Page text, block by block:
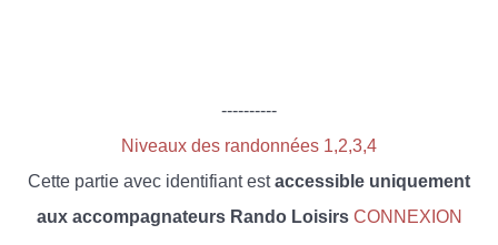
----------
Niveaux des randonnées 1,2,3,4
Cette partie avec identifiant estaccessible uniquement
aux accompagnateurs Rando Loisirs CONNEXION